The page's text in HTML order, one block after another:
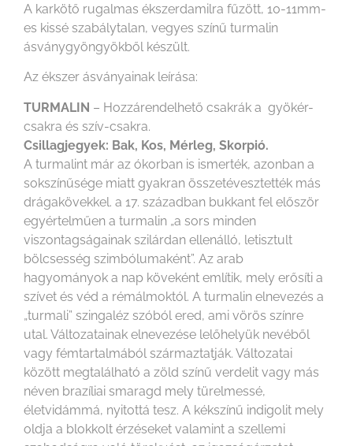
A karkötő rugalmas ékszerdamilra fűzött, 10-11mm-
es kissé szabálytalan, vegyes színű turmalin
ásványgyöngyökből készült.
Az ékszer ásványainak leírása:
TURMALIN – Hozzárendelhető csakrák a gyökér-
csakra és szív-csakra.
Csillagjegyek: Bak, Kos, Mérleg, Skorpió.
A turmalint már az ókorban is ismerték, azonban a
sokszínűsége miatt gyakran összetévesztették más
drágakövekkel. a 17. században bukkant fel először
egyértelműen a turmalin „a sors minden
viszontagságainak szilárdan ellenálló, letisztult
bölcsesség szimbólumaként”. Az arab
hagyományok a nap köveként említik, mely erősíti a
szívet és véd a rémálmoktól. A turmalin elnevezés a
„turmali” szingaléz szóból ered, ami vörös színre
utal. Változatainak elnevezése lelőhelyük nevéből
vagy fémtartalmából származtatják. Változatai
között megtalálható a zöld színű verdelit vagy más
néven brazíliai smaragd mely türelmessé,
életvidámmá, nyitottá tesz. A kékszínű indigolit mely
oldja a blokkolt érzéseket valamint a szellemi